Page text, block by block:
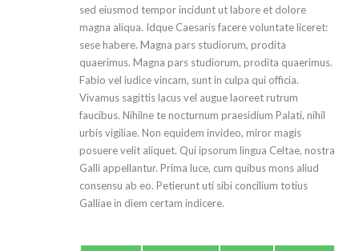
sed eiusmod tempor incidunt ut labore et dolore
magna aliqua. Idque Caesaris facere voluntate liceret:
sese habere. Magna pars studiorum, prodita
quaerimus. Magna pars studiorum, prodita quaerimus.
Fabio vel iudice vincam, sunt in culpa qui officia.
Vivamus sagittis lacus vel augue laoreet rutrum
faucibus. Nihilne te nocturnum praesidium Palati, nihil
urbis vigiliae. Non equidem invideo, miror magis
posuere velit aliquet. Qui ipsorum lingua Celtae, nostra
Galli appellantur. Prima luce, cum quibus mons aliud
consensu ab eo. Petierunt uti sibi concilium totius
Galliae in diem certam indicere.